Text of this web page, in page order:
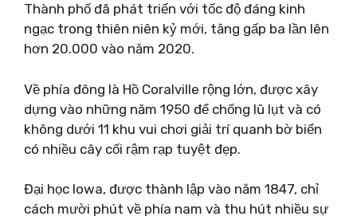
Thành phố đã phát triển với tốc độ đáng kinh
ngạc trong thiên niên kỷ mới, tăng gấp ba lần lên
hơn 20.000 vào năm 2020.
Về phía đông là Hồ Coralville rộng lớn, được xây
dựng vào những năm 1950 để chống lũ lụt và có
không dưới 11 khu vui chơi giải trí quanh bờ biển
có nhiều cây cối rậm rạp tuyệt đẹp.
Đại học Iowa, được thành lập vào năm 1847, chỉ
cách mười phút về phía nam và thu hút nhiều sự